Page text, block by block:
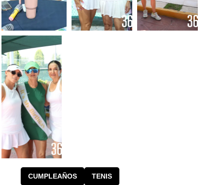
Meléndez
Foto: Luis
Meléndez
CUMPLEAÑOS TENIS